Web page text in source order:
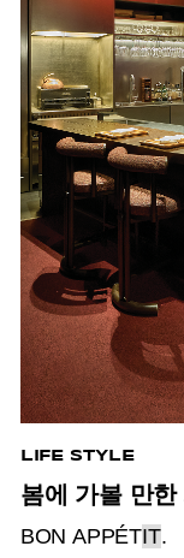
LIFE STYLE
봄에 가볼 만
BON APPÉTIT.